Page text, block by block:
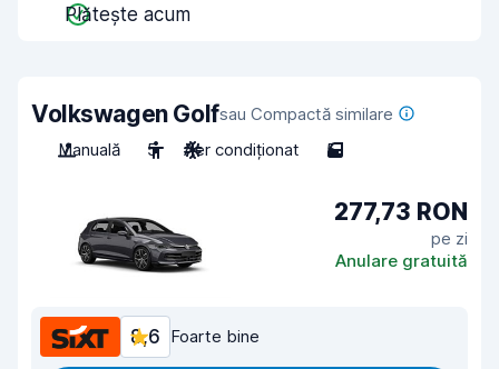
Plătește acum
Volkswagen Golfsau Compactă similare
Manuală
5 Aer condiționat 5
277,73 RON
pe zi
Anulare gratuită
8,6 Foarte bine